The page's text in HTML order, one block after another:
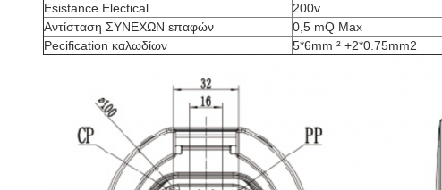
Esistance Electical
200v
Αντίσταση ΣΥΝΕΧΩΝ επαφών
0,5 mQ Max
Pecification καλωδίων
5*6mm ² +2*0.75mm2